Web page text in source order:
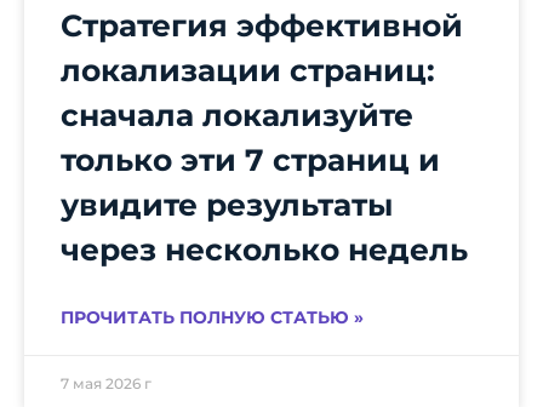
Стратегия эффективной
локализации страниц:
сначала локализуйте
только эти 7 страниц и
увидите результаты
через несколько недель
ПРОЧИТАТЬ ПОЛНУЮ СТАТЬЮ »
7 мая 2026 г